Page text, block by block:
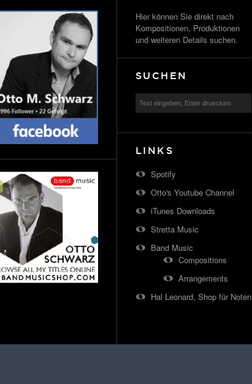
Hier können Sie direkt nach
Kompositionen, Produktionen
und weiteren Details suchen.
SUCHEN
LINKS
Spotify
Otto's Youtube Channel
iTunes Downloads
Stretta Music
Band Music
Compositions
Arrangements
Hal Leonard, Shop für Noten